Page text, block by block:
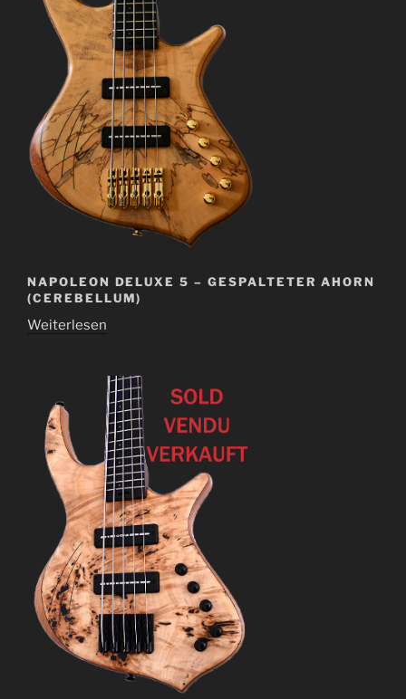
NAPOLEON DELUXE 5 – GESPALTETER AHORN
(CEREBELLUM)
Weiterlesen